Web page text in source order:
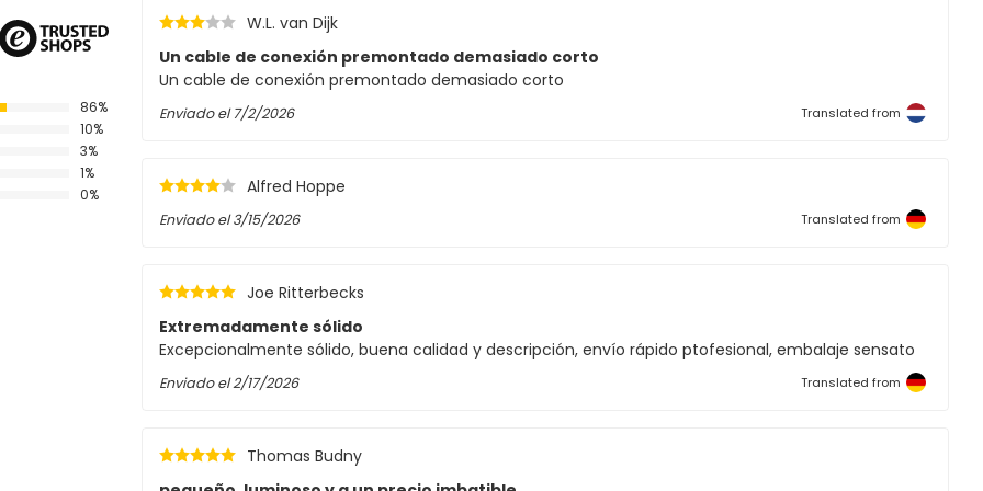
de color de 3000K, ideal para crear
para espacios donde se desee una
óptima y un ambiente
86%
10%
3%
1%
0%
W.L. van Dijk
Un cable de conexión premontado demasiado corto
Un cable de conexión premontado demasiado corto
Enviado el7/2/2026 Translated from
Alfred Hoppe
Enviado el3/15/2026 Translated from
Joe Ritterbecks
Extremadamente sólido
Excepcionalmente sólido, buena calidad y descripción, envío rápido ptofesional, embalaje sensato
Enviado el2/17/2026 Translated from
Thomas Budny